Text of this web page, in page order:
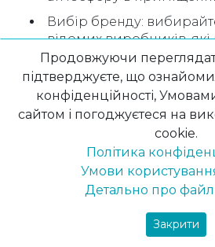
Вибір бренду:
відомих виробників, які
продукції.
Проведіть тест: завжди
викрашування на
або плашці, щоб
задоволені кольором і
Підготовка стін для
належним чином
Почніть з очищення стін
Продовжуючи
підтверджуєте, що
конфіденційності,
сайтом і погоджуєтеся на
cookie.
Політика
Умови
Детально про
Закрити